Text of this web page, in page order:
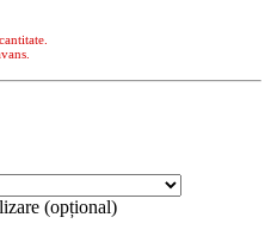
(opțional)